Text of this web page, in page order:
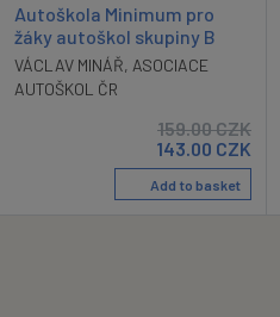
Autoškola Minimum pro
žáky autoškol skupiny B
VÁCLAV MINÁŘ, ASOCIACE
AUTOŠKOL ČR
159.00CZK
143.00 CZK
Add to basket